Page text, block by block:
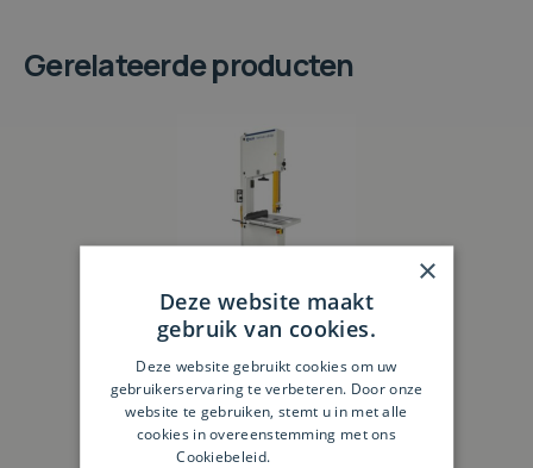
Gerelateerde producten
Formula S 640P
×
Deze website maakt
gebruik van cookies.
Deze website gebruikt cookies om uw
gebruikerservaring te verbeteren. Door onze
website te gebruiken, stemt u in met alle
cookies in overeenstemming met ons
Cookiebeleid.